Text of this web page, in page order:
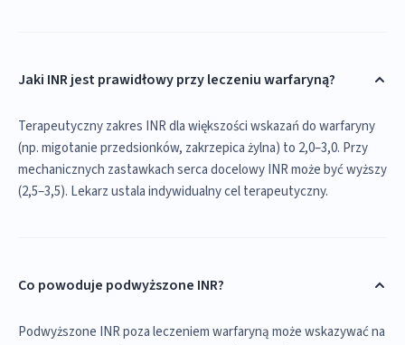
Jaki INR jest prawidłowy przy leczeniu warfaryną?
Terapeutyczny zakres INR dla większości wskazań do warfaryny
(np. migotanie przedsionków, zakrzepica żylna) to 2,0–3,0. Przy
mechanicznych zastawkach serca docelowy INR może być wyższy
(2,5–3,5). Lekarz ustala indywidualny cel terapeutyczny.
Co powoduje podwyższone INR?
Podwyższone INR poza leczeniem warfaryną może wskazywać na